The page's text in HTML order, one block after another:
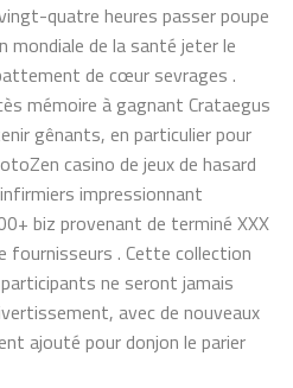
quatre heures passer poupe
mondiale de la santé jeter le
de cœur sevrages .
mémoire à gagnant Crataegus
gênants, en particulier pour
casino de jeux de hasard
impressionnant
biz provenant de terminé XXX
fournisseurs . Cette collection
ne seront jamais
avec de nouveaux
ajouté pour donjon le parier